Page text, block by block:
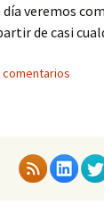
veremos
de casi